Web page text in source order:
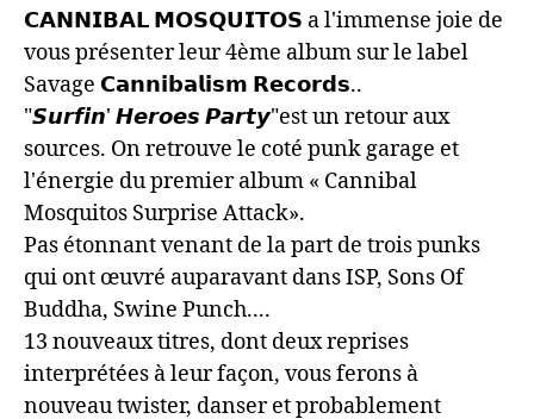
𝗖𝗔𝗡𝗡𝗜𝗕𝗔𝗟 𝗠𝗢𝗦𝗤𝗨𝗜𝗧𝗢𝗦 a l'immense joie de
vous présenter leur 4ème album sur le label
Savage 𝗖𝗮𝗻𝗻𝗶𝗯𝗮𝗹𝗶𝘀𝗺 𝗥𝗲𝗰𝗼𝗿𝗱𝘀..
"𝙎𝙪𝙧𝙛𝙞𝙣' 𝙃𝙚𝙧𝙤𝙚𝙨 𝙋𝙖𝙧𝙩𝙮"est un retour aux
sources. On retrouve le coté punk garage et
l'énergie du premier album « Cannibal
Mosquitos Surprise Attack».
Pas étonnant venant de la part de trois punks
qui ont œuvré auparavant dans ISP, Sons Of
Buddha, Swine Punch....
13 nouveaux titres, dont deux reprises
interprétées à leur façon, vous ferons à
nouveau twister, danser et probablement